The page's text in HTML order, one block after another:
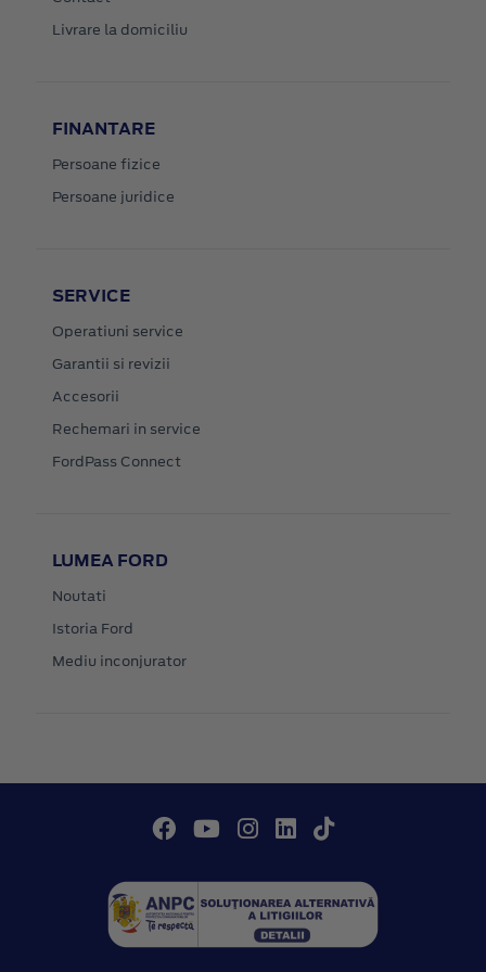
Livrare la domiciliu
FINANTARE
Persoane fizice
Persoane juridice
SERVICE
Operatiuni service
Garantii si revizii
Accesorii
Rechemari in service
FordPass Connect
LUMEA FORD
Noutati
Istoria Ford
Mediu inconjurator